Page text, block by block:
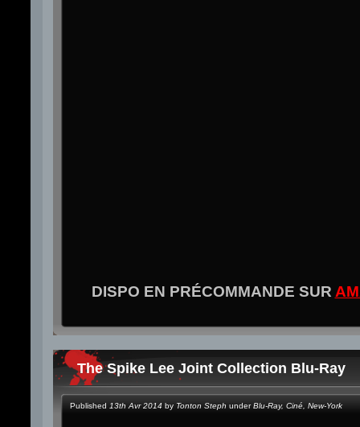
DISPO EN PRÉCOMMANDE SUR
The Spike Lee Joint Collection Blu-Ray
Published 13th Avr 2014 by Tonton Steph underBlu-Ray, Ciné New-York